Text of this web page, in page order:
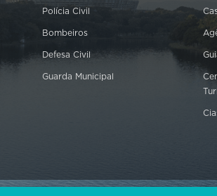
Polícia Civil
Bombeiros
Defesa Civil
Guarda Municipal